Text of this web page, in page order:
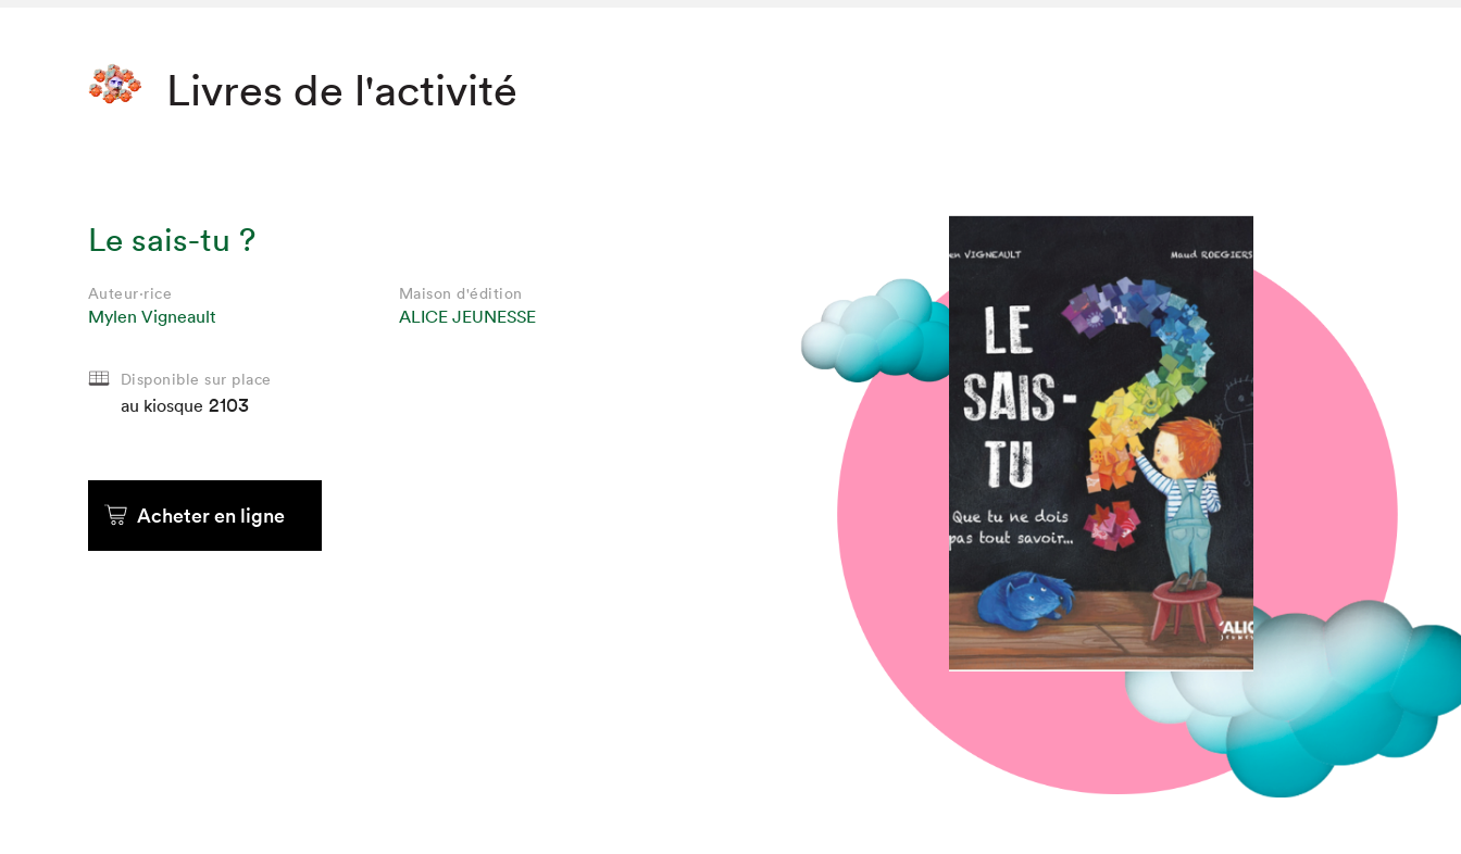
Que cherchez-vous?
Fermer
Livres de l'activité
Le sais-tu ?
Auteur·rice
Mylen Vigneault
Maison d'édition
ALICE JEUNESSE
Disponible sur place
au kiosque 2103
Acheter en ligne